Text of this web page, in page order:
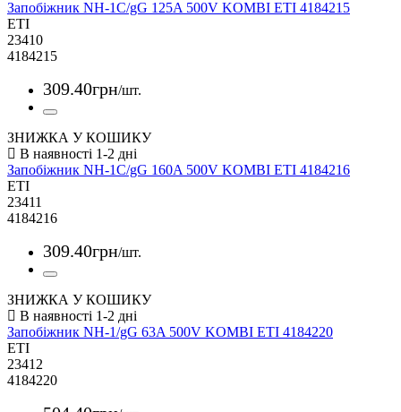
Запобіжник NH-1C/gG 125A 500V KOMBI ETI 4184215
ETI
23410
4184215
309.40грн/шт.
ЗНИЖКА У КОШИКУ
Запобіжник NH-1C/gG 160A 500V KOMBI ETI 4184216
ETI
23411
4184216
309.40грн/шт.
ЗНИЖКА У КОШИКУ
Запобіжник NH-1/gG 63A 500V KOMBI ETI 4184220
ETI
23412
4184220